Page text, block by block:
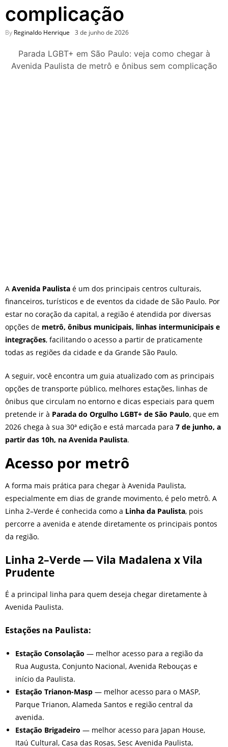
festas, shows, exposições e
passeios imperdíveis
nos dias 18 e 19 de julho de
2026: festas julinas, shows,
complicação
By Reginaldo Henrique 3 de junho de 2026
Parada LGBT+ em São Paulo: veja como chegar à
Avenida Paulista de metrô e ônibus sem complicação
A Avenida Paulista é um dos principais centros culturais,
financeiros, turísticos e de eventos da cidade de São Paulo. Por
estar no coração da capital, a região é atendida por diversas
opções de metrô, ônibus municipais, linhas intermunicipais e
integrações, facilitando o acesso a partir de praticamente
todas as regiões da cidade e da Grande São Paulo.
A seguir, você encontra um guia atualizado com as principais
opções de transporte público, melhores estações, linhas de
ônibus que circulam no entorno e dicas especiais para quem
pretende ir à Parada do Orgulho LGBT+ de São Paulo, que em
2026 chega à sua 30ª edição e está marcada para 7 de junho, a
partir das 10h, na Avenida Paulista.
Acesso por metrô
A forma mais prática para chegar à Avenida Paulista,
especialmente em dias de grande movimento, é pelo metrô. A
Linha 2–Verde é conhecida como a Linha da Paulista, pois
percorre a avenida e atende diretamente os principais pontos
da região.
Linha 2–Verde — Vila Madalena x Vila
Prudente
É a principal linha para quem deseja chegar diretamente à
Avenida Paulista.
Estações na Paulista:
Estação Consolação — melhor acesso para a região da
Rua Augusta, Conjunto Nacional, Avenida Rebouças e
início da Paulista.
Estação Trianon-Masp — melhor acesso para o MASP,
Parque Trianon, Alameda Santos e região central da
avenida.
Estação Brigadeiro — melhor acesso para Japan House,
Itaú Cultural, Casa das Rosas, Sesc Avenida Paulista,